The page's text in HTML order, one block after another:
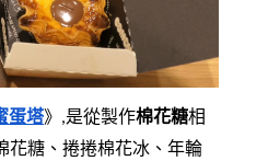
蛋塔》,是從製作棉花糖相
花糖、捲捲棉花冰、年輪